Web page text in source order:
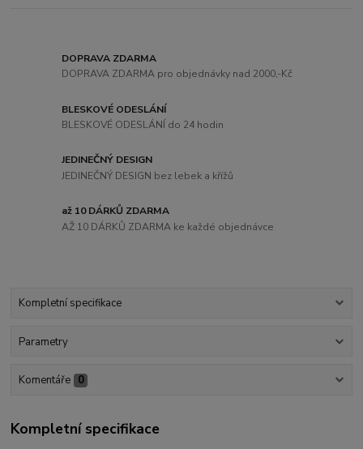
DOPRAVA ZDARMA
DOPRAVA ZDARMA pro objednávky nad 2000,-Kč
BLESKOVÉ ODESLÁNÍ
BLESKOVÉ ODESLÁNÍ do 24 hodin
JEDINEČNÝ DESIGN
JEDINEČNÝ DESIGN bez lebek a křížů
až 10 DÁRKŮ ZDARMA
AŽ 10 DÁRKŮ ZDARMA ke každé objednávce
Kompletní specifikace
Parametry
Komentáře 0
Kompletní specifikace